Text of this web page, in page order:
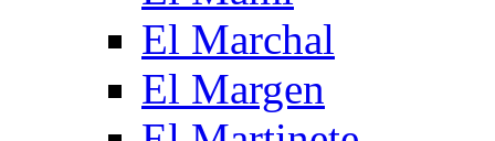
El Marchal
El Margen